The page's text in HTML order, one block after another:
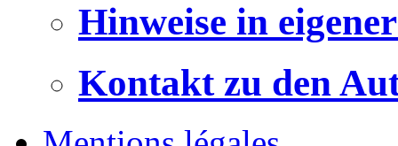
Hinweise in
Kontakt zu den